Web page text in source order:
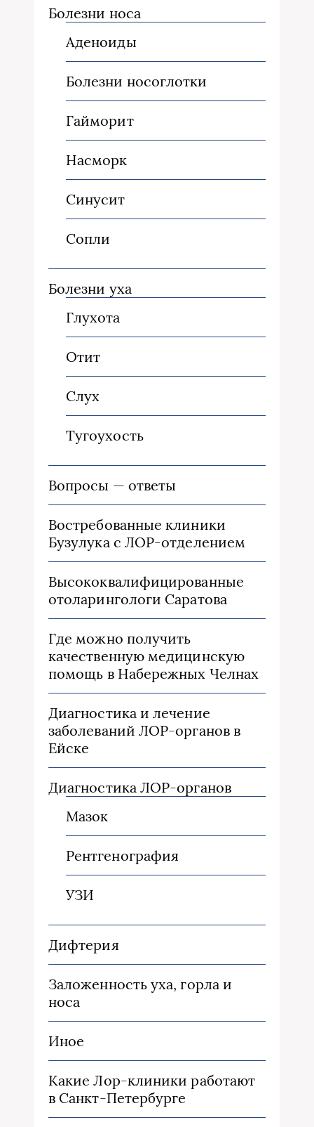
Болезни носа
Аденоиды
Болезни носоглотки
Гайморит
Насморк
Синусит
Сопли
Болезни уха
Глухота
Отит
Слух
Тугоухость
Вопросы — ответы
Востребованные клиники
Бузулука с ЛОР-отделением
Высококвалифицированные
отоларингологи Саратова
Где можно получить
качественную медицинскую
помощь в Набережных Челнах
Диагностика и лечение
заболеваний ЛОР-органов в
Ейске
Диагностика ЛОР-органов
Мазок
Рентгенография
УЗИ
Дифтерия
Заложенность уха, горла и
носа
Иное
Какие Лор-клиники работают
в Санкт-Петербурге